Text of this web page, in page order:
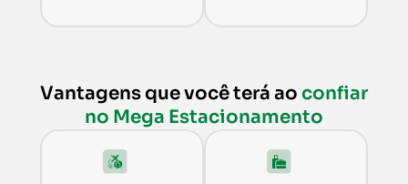
Vantagens que você terá ao confiar
no Mega Estacionamento